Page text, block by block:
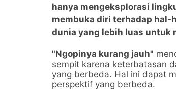
hanya mengeksplorasi
membuka diri terhadap hal-
dunia yang lebih luas untuk
"Ngopinya kurang jauh"
sempit karena keterbatasan
yang berbeda. Hal ini dapat
perspektif yang berbeda.